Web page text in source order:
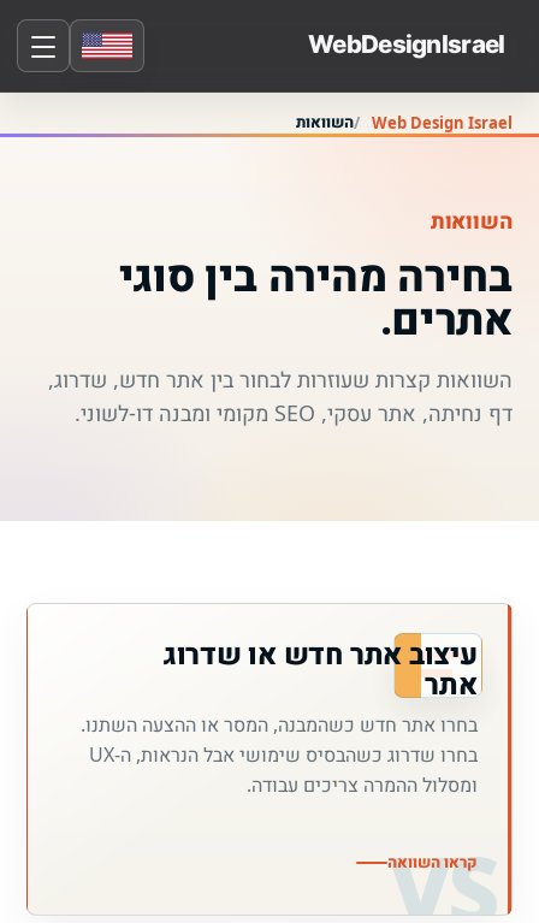
Web Design Israel השוואות
השוואות
בחירה מהירה בין סוגי
אתרים.
השוואות קצרות שעוזרות לבחור בין אתר חדש, שדרוג,
דף נחיתה, אתר עסקי, SEO מקומי ומבנה דו-לשוני.
עיצוב אתר חדש או שדרוג
אתר
בחרו אתר חדש כשהמבנה, המסר או ההצעה השתנו.
בחרו שדרוג כשהבסיס שימושי אבל הנראות, ה-UX
ומסלול ההמרה צריכים עבודה.
קראו השוואה